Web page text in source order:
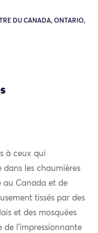
DU CANADA, ONTARIO,
à ceux qui
les chaumières
au Canada et de
tissés par des
et des mosquées
l’impressionnante